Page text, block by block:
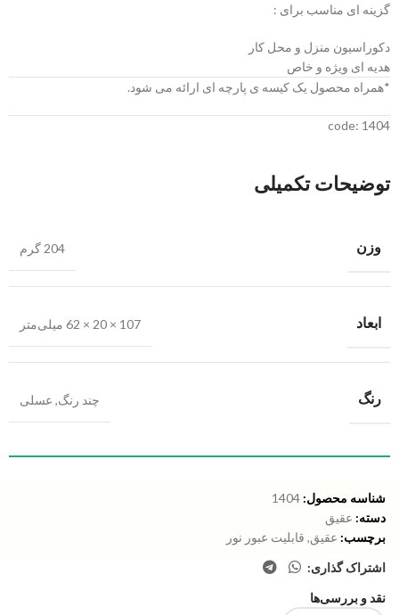
گزینه ای مناسب برای :
دکوراسیون منزل و محل کار
هدیه ای ویژه و خاص
*همراه محصول یک کیسه ی پارچه ای ارائه می شود.
code: 1404
توضیحات تکمیلی
وزن 204 گرم
ابعاد 107 × 20 × 62 میلی‌متر
رنگ چند رنگ, عسلی
شناسه محصول: 1404
دسته: عقیق
برچسب: عقیق, قابلیت عبور نور
اشتراک گذاری:
نقد و بررسی‌ها